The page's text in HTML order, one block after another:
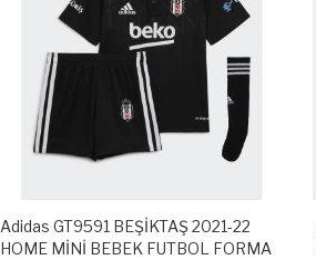
Adidas GT9591 BEŞİKTAŞ 2021-22
HOME MİNİ BEBEK FUTBOL FORMA